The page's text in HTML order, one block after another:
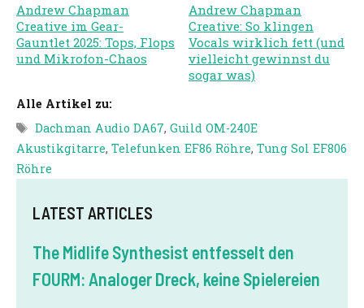
Andrew Chapman
Creative im Gear-
Gauntlet 2025: Tops, Flops
und Mikrofon-Chaos
Andrew Chapman
Creative: So klingen
Vocals wirklich fett (und
vielleicht gewinnst du
sogar was)
Alle Artikel zu:
Tags
Dachman Audio DA67,Guild OM-240E
Akustikgitarre, Telefunken EF86 Röhre, Tung Sol EF806
Röhre
LATEST ARTICLES
The Midlife Synthesist entfesselt den
FOURM: Analoger Dreck, keine Spielereien